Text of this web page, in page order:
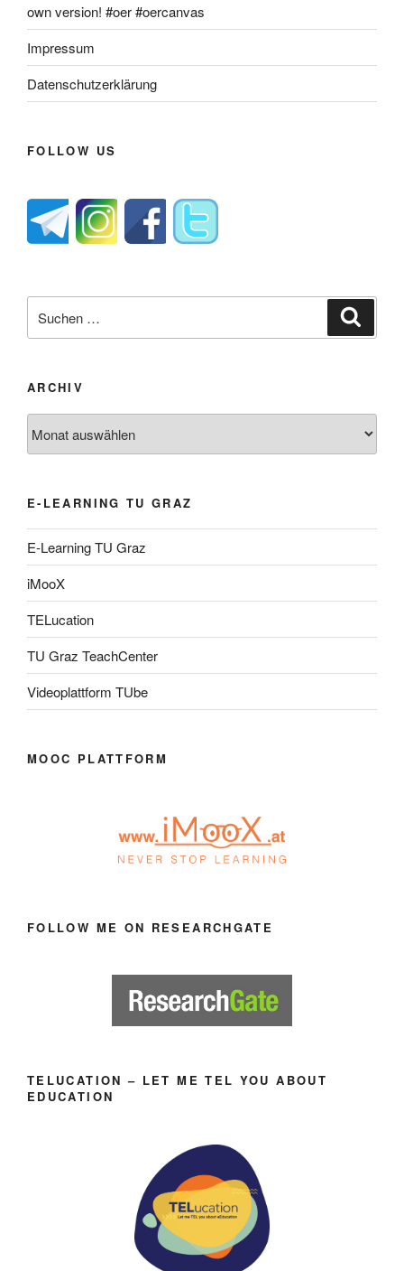
own version! #oer #oercanvas
Impressum
Datenschutzerklärung
FOLLOW US
nach:
ARCHIV
E-LEARNING TU GRAZ
E-Learning TU Graz
iMooX
TELucation
TU Graz TeachCenter
Videoplattform TUbe
MOOC PLATTFORM
FOLLOW ME ON RESEARCHGATE
TELUCATION – LET ME TEL YOU ABOUT
EDUCATION